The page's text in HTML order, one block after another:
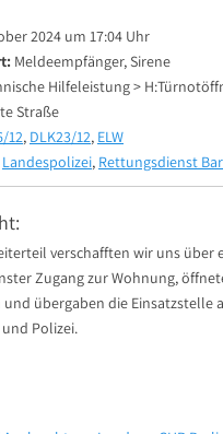
2024 um 17:04 Uhr
Meldeempfänger, Sirene
Hilfeleistung >
Straße
12, DLK23/12, ELW
Landespolizei, Rettungsdienst
verschafften wir uns über
Zugang zur Wohnung,
übergaben die Einsatzstelle
Polizei.